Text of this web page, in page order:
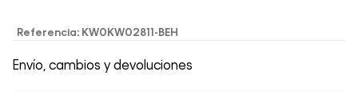
Referencia: KW0KW02811-BEH
Envío, cambios y devoluciones